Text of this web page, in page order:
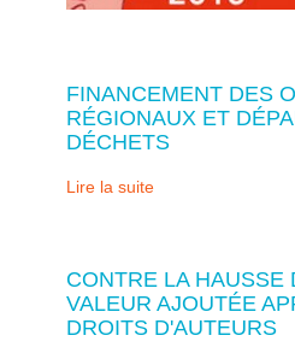
FINANCEMENT DES
RÉGIONAUX ET
DÉCHETS
Lire la suite
CONTRE LA HAUSSE
VALEUR AJOUTÉE
DROITS D'AUTEURS